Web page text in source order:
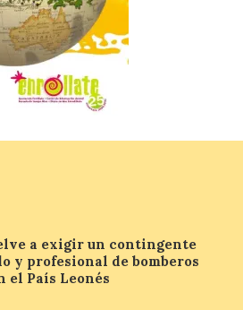
de…
desde la
en
Una iniciativa
por la sección
de la Asociación
la Asociación
y el Diario de
a exigir un contingente
y profesional de bomberos
el País Leonés